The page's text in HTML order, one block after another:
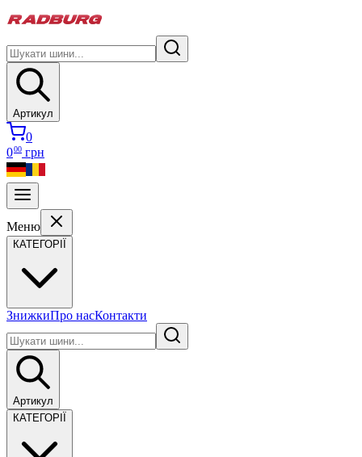
Артикул
0
000 грн
Меню
КАТЕГОРІЇ
ЗнижкиПро насКонтакти
Артикул
КАТЕГОРІЇ